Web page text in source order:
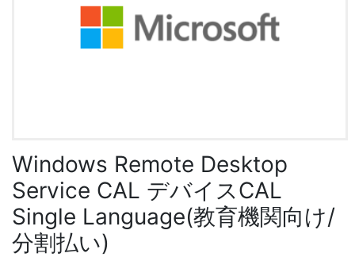
Windows Remote Desktop
Service CAL デバイスCAL
Single Language(教育機関向け/
分割払い)